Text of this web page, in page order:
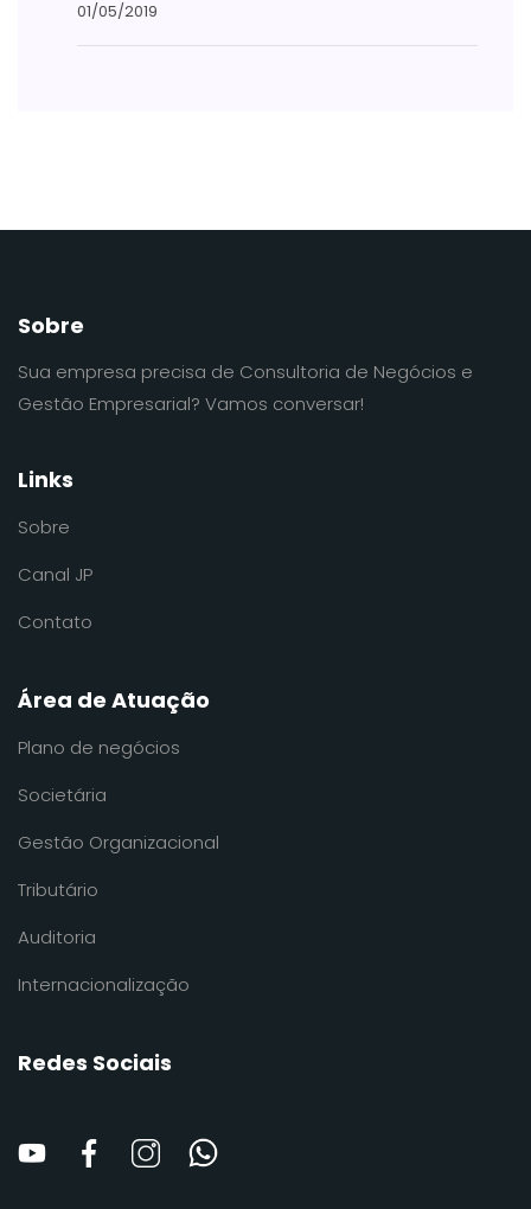
01/05/2019
Sobre
Sua empresa precisa de Consultoria de Negócios e
Gestão Empresarial? Vamos conversar!
Links
Sobre
Canal JP
Contato
Área de Atuação
Plano de negócios
Societária
Gestão Organizacional
Tributário
Auditoria
Internacionalização
Redes Sociais